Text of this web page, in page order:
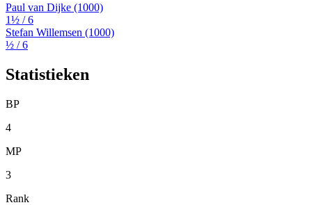
Paul van Dijke (1000)
1½ / 6
Stefan Willemsen (1000)
½ / 6
Statistieken
BP
4
MP
3
Rank